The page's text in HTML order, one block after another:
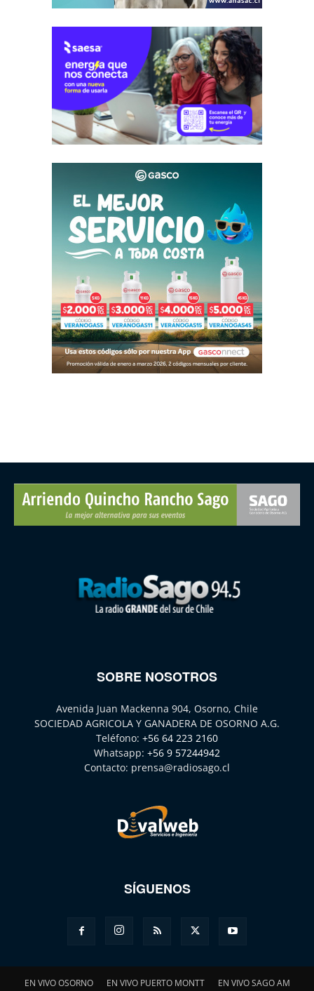
SOBRE NOSOTROS
Avenida Juan Mackenna 904, Osorno, Chile
SOCIEDAD AGRICOLA Y GANADERA DE OSORNO A.G.
Teléfono: +56 64 223 2160
Whatsapp: +56 9 57244942
Contacto: prensa@radiosago.cl
SÍGUENOS
EN VIVO OSORNO EN VIVO PUERTO MONTT EN VIVO SAGO AM